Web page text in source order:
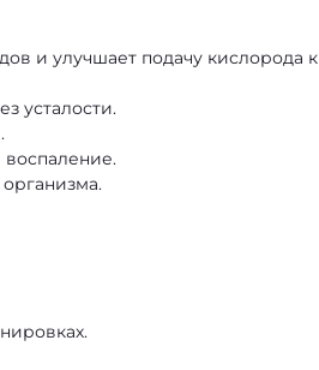
и улучшает подачу кислорода к
усталости.